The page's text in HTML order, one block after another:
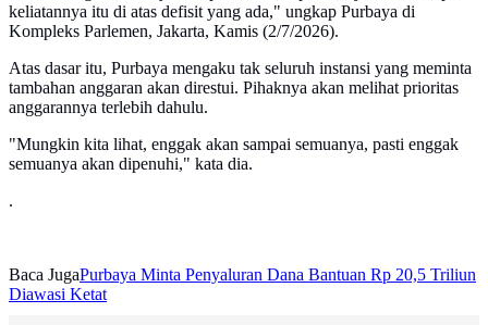
keliatannya itu di atas defisit yang ada," ungkap Purbaya di
Kompleks Parlemen, Jakarta, Kamis (2/7/2026).
Atas dasar itu, Purbaya mengaku tak seluruh instansi yang meminta
tambahan anggaran akan direstui. Pihaknya akan melihat prioritas
anggarannya terlebih dahulu.
"Mungkin kita lihat, enggak akan sampai semuanya, pasti enggak
semuanya akan dipenuhi," kata dia.
.
Baca JugaPurbaya Minta Penyaluran Dana Bantuan Rp 20,5 Triliun
Diawasi Ketat